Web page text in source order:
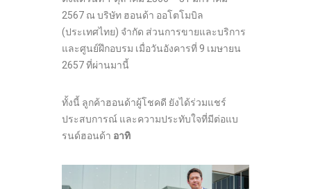
2567 ณ บริษัท ฮอนด้า ออโตโมบิล
(ประเทศไทย) จำกัด ส่วนการขายและบริการ
และศูนย์ฝึกอบรม เมื่อวันอังคารที่ 9 เมษายน
2657 ที่ผ่านมานี้
ทั้งนี้ ลูกค้าฮอนด้าผู้โชคดี ยังได้ร่วมแชร์
ประสบการณ์ และความประทับใจที่มีต่อแบ
รนด์ฮอนด้า อาทิ